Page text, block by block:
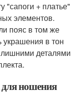
"сапоги + платье"
элементов.
пояс в том же
украшения в тон
деталями
для ношения